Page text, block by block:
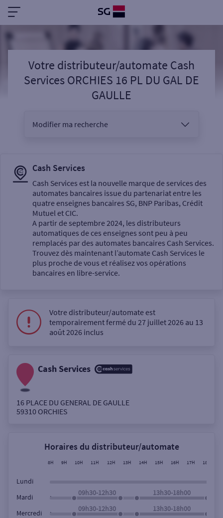
Votre distributeur/automate Cash
Services ORCHIES 16 PL DU GAL DE
GAULLE
Modifier ma recherche
Sélectionnez votre recherche
Un service
Autour de moi
Ville / Code postal
Rue
Rechercher
Cash Services
Cash Services est la nouvelle marque de services des
automates bancaires issue du partenariat entre les
quatre enseignes bancaires SG, BNP Paribas, Crédit
Mutuel et CIC.
A partir de septembre 2024, les distributeurs
automatiques de ces enseignes sont peu à peu
remplacés par des automates bancaires Cash Services.
Trouvez dès maintenant l’automate Cash Services le
plus proche de vous et réalisez vos opérations
bancaires en libre-service.
Votre distributeur/automate est
temporairement fermé du 27 juillet 2026 au 13
août 2026 inclus
Cash Services
16 PLACE DU GENERAL DE GAULLE
59310 ORCHIES
Horaires du distributeur/automate
8H 9H 10H 11H 12H 13H 14H 15H 16H 17H 18H
Lundi
Mardi
09h30-12h30
, 13h30-18h00
Mercredi
09h30-12h30
, 13h30-18h00